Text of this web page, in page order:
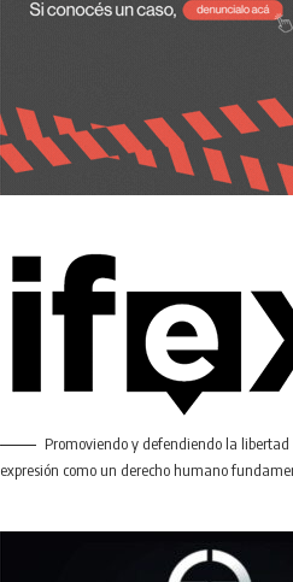
Promoviendo y defendiendo la libertad
expresión como un derecho humano